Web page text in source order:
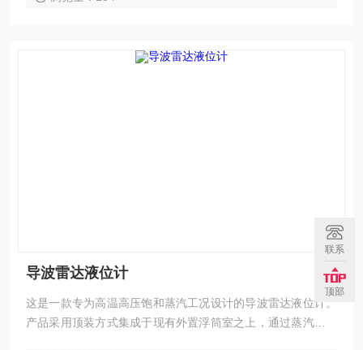
导波雷达液位计
这是一款专为高温高压饱和蒸汽工况设计的导波雷达液位计。
产品采用顶装方式集成于现有外置浮筒室之上，通过蒸汽专用
联系
顶部